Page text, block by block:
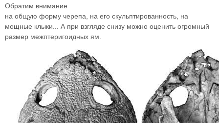
Обратим внимание
на общую форму черепа, на его скульптированность, на
мощные клыки... А при взгляде снизу можно оценить огромный
размер межптеригоидных ям.